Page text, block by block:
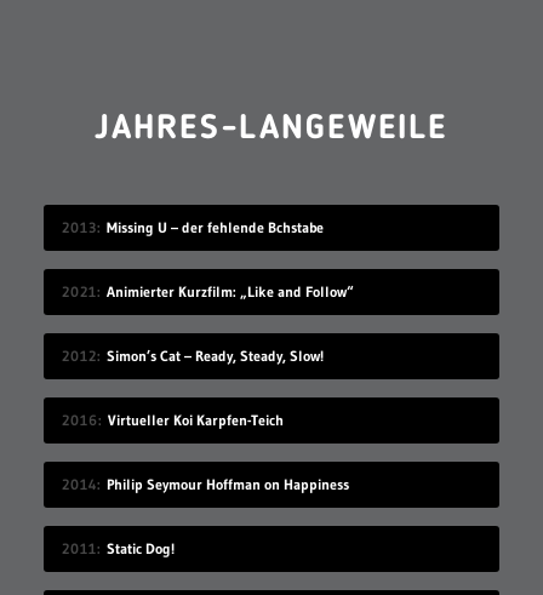
JAHRES-LANGEWEILE
2013 Missing U – der fehlende Bchstabe
2021 Animierter Kurzfilm: „Like and Follow“
2012 Simon’s Cat – Ready, Steady, Slow!
2016 Virtueller Koi Karpfen-Teich
2014 Philip Seymour Hoffman on Happiness
2011 Static Dog!